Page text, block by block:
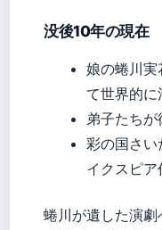
没後10年の現在
娘の蜷川実
て世界的に
弟子たち
彩の国さい
イクスピ
蜷川が遺した演劇